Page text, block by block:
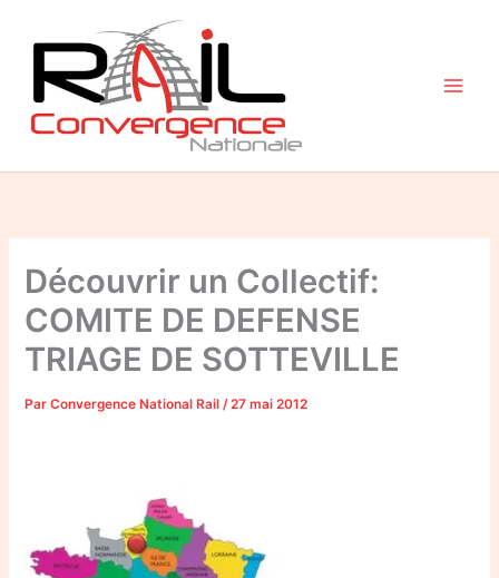
contenu
Découvrir un Collectif:
COMITE DE DEFENSE
TRIAGE DE SOTTEVILLE
ParConvergence National Rail/27 mai 2012